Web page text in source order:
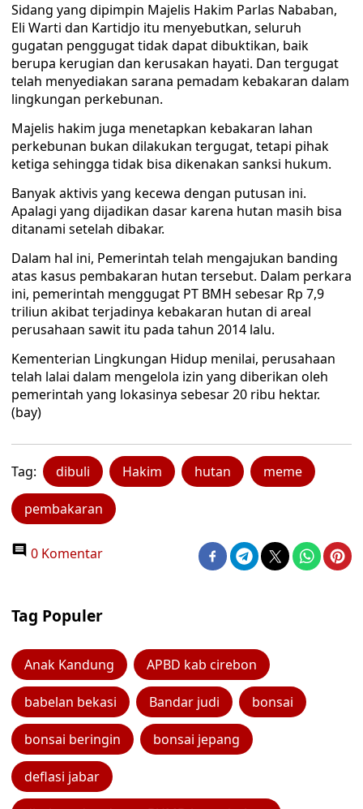
Sidang yang dipimpin Majelis Hakim Parlas Nababan,
Eli Warti dan Kartidjo itu menyebutkan, seluruh
gugatan penggugat tidak dapat dibuktikan, baik
berupa kerugian dan kerusakan hayati. Dan tergugat
telah menyediakan sarana pemadam kebakaran dalam
lingkungan perkebunan.
Majelis hakim juga menetapkan kebakaran lahan
perkebunan bukan dilakukan tergugat, tetapi pihak
ketiga sehingga tidak bisa dikenakan sanksi hukum.
Banyak aktivis yang kecewa dengan putusan ini.
Apalagi yang dijadikan dasar karena hutan masih bisa
ditanami setelah dibakar.
Dalam hal ini, Pemerintah telah mengajukan banding
atas kasus pembakaran hutan tersebut. Dalam perkara
ini, pemerintah menggugat PT BMH sebesar Rp 7,9
triliun akibat terjadinya kebakaran hutan di areal
perusahaan sawit itu pada tahun 2014 lalu.
Kementerian Lingkungan Hidup menilai, perusahaan
telah lalai dalam mengelola izin yang diberikan oleh
pemerintah yang lokasinya sebesar 20 ribu hektar.
(bay)
Tag: dibuli Hakim hutan meme
pembakaran
0 Komentar
Tag Populer
Anak Kandung APBD kab cirebon
babelan bekasi Bandar judi bonsai
bonsai beringin bonsai jepang
deflasi jabar